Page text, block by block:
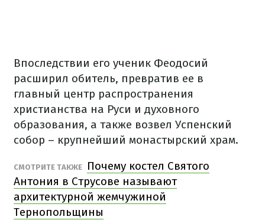
Впоследствии его ученик Феодосий
расширил обитель, превратив ее в
главный центр распространения
христианства на Руси и духовного
образования, а также возвел Успенский
собор – крупнейший монастырский храм.
СМОТРИТЕ ТАКЖЕ
Почему костел Святого
Антония в Струсове называют
архитектурной жемчужиной
Тернопольщины